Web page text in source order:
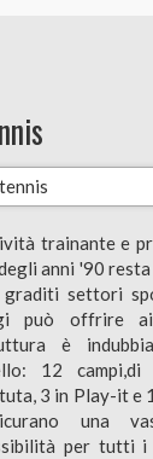
trainante e
anni '90
graditi settori
può offrire
è
12
3 in Play-it e
una
per tutti